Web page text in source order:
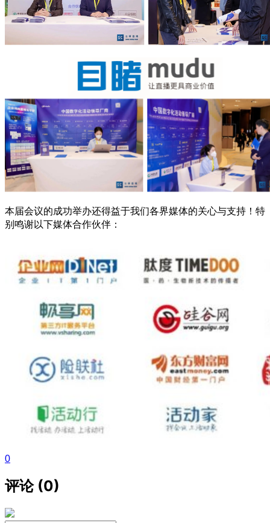
本届会议的成功举办还得益于我们各界媒体的关心与支持！特
别鸣谢以下媒体合作伙伴：
0
评论 (0)